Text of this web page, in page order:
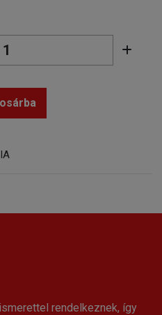
rendelkeznek, így